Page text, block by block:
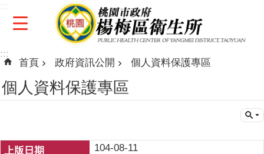
跳到主要內容區塊
:::
首頁 政府資訊公開 個人資料保護專區
個人資料保護專區
104-08-11